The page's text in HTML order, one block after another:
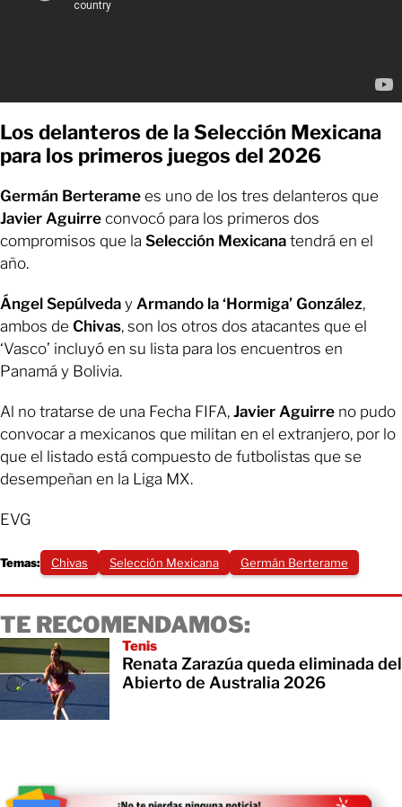
Los delanteros de la Selección Mexicana
para los primeros juegos del 2026
Germán Berterame es uno de los tres delanteros que
Javier Aguirre convocó para los primeros dos
compromisos que la Selección Mexicana tendrá en el
año.
Ángel Sepúlveda y Armando la ‘Hormiga’ González,
ambos de Chivas, son los otros dos atacantes que el
‘Vasco’ incluyó en su lista para los encuentros en
Panamá y Bolivia.
Al no tratarse de una Fecha FIFA, Javier Aguirre no pudo
convocar a mexicanos que militan en el extranjero, por lo
que el listado está compuesto de futbolistas que se
desempeñan en la Liga MX.
EVG
Temas: Chivas Selección Mexicana Germán Berterame
TE RECOMENDAMOS:
Tenis
Renata Zarazúa queda eliminada del
Abierto de Australia 2026